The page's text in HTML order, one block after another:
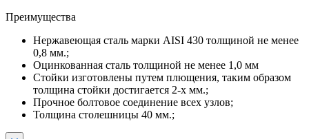
Преимущества
Нержавеющая сталь марки AISI 430 толщиной не менее
0,8 мм.;
Оцинкованная сталь толщиной не менее 1,0 мм
Стойки изготовлены путем плющения, таким образом
толщина стойки достигается 2-х мм.;
Прочное болтовое соединение всех узлов;
Толщина столешницы 40 мм.;